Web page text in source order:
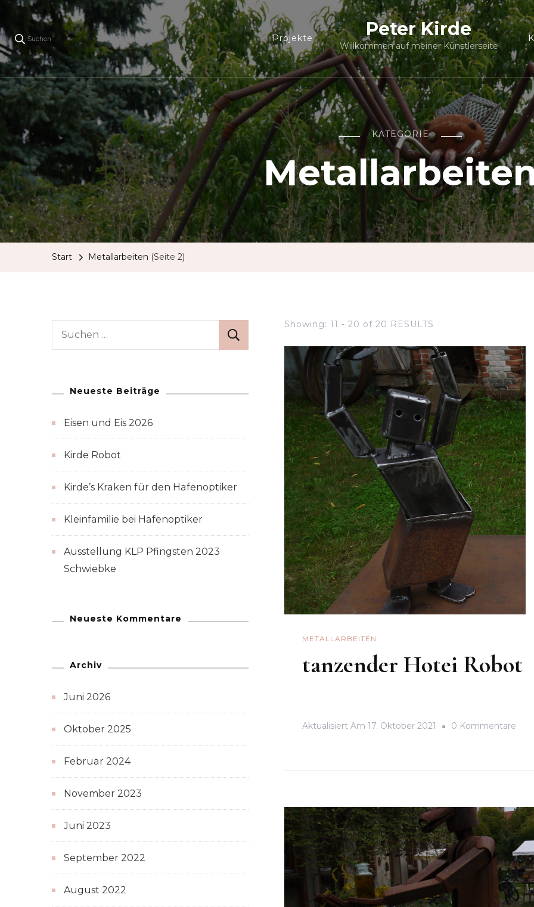
Suchen Projekte Peter Kirde
Willkommen auf meiner Künstlerseite
KATEGORIE
Start Metallarbeiten (Seite 2)
Showing: 11 - 20 of 20 RESULTS
METALLARBEITEN
tanzender Hotei Robot
Aktualisiert Am 17. Oktober 2021 0 Kommentare
Suchen
Neueste Beiträge
Eisen und Eis 2026
Kirde Robot
Kirde’s Kraken für den Hafenoptiker
Kleinfamilie bei Hafenoptiker
Ausstellung KLP Pfingsten 2023
Schwiebke
Neueste Kommentare
Archiv
Juni 2026
Oktober 2025
Februar 2024
November 2023
Juni 2023
September 2022
August 2022